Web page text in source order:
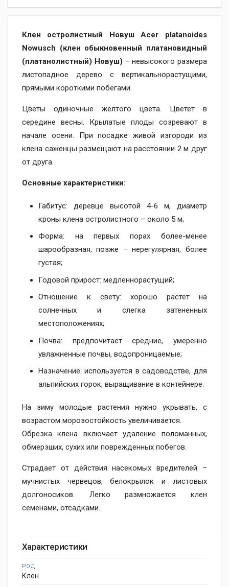
Клен остролистный Новуш Acer platanoides
Nowusch (клен обыкновенный платановидный
(платанолистный) Новуш) – невысокого размера
листопадное дерево с вертикальнорастущими,
прямыми короткими побегами.
Цветы одиночные желтого цвета. Цветет в
середине весны. Крылатые плоды созревают в
начале осени. При посадке живой изгороди из
клена саженцы размещают на расстоянии 2 м друг
от друга.
Основные характеристики:
Габитус: деревце высотой 4-6 м, диаметр
кроны клена остролистного – около 5 м;
Форма: на первых порах более-менее
шарообразная, позже – нерегулярная, более
густая;
Годовой прирост: медленнорастущий;
Отношение к свету: хорошо растет на
солнечных и слегка затененных
местоположениях;
Почва: предпочитает средние, умеренно
увлажненные почвы, водопроницаемые;
Назначение: используется в садоводстве, для
альпийских горок, выращивание в контейнере.
На зиму молодые растения нужно укрывать, с
возрастом морозостойкость увеличивается.
Обрезка клена включает удаление поломанных,
обмерзших, сухих или поврежденных побегов.
Страдает от действия насекомых вредителей –
мучнистых червецов, белокрылок и листовых
долгоносиков. Легко размножается клен
семенами, отсадками.
Характеристики
РОД
Клён